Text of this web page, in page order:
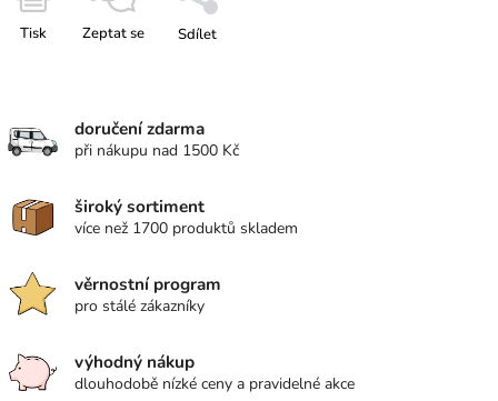
Tisk Zeptat se Sdílet
doručení zdarma
při nákupu nad 1500 Kč
široký sortiment
více než 1700 produktů skladem
věrnostní program
pro stálé zákazníky
výhodný nákup
dlouhodobě nízké ceny a pravidelné akce